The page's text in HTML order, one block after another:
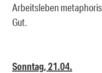
Arbeitsleben
Gut.
Sonntag, 21.04.